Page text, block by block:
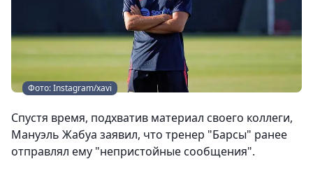
Фото: Instagram/xavi
Спустя время, подхватив материал своего коллеги,
Мануэль Жабуа заявил, что тренер "Барсы" ранее
отправлял ему "непристойные сообщения".